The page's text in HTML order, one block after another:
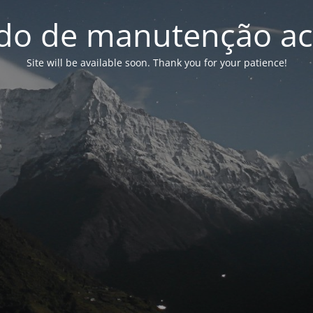
de manutenção
Site will be available soon. Thank you for your patience!